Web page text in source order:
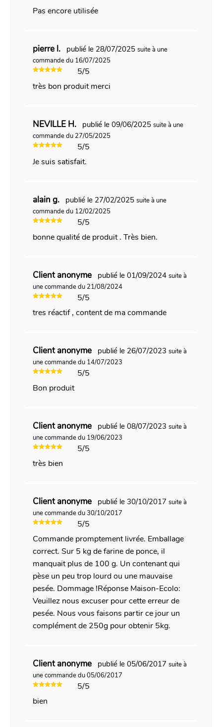
Pas encore utilisée
pierre l. publié le 28/07/2025 suite à une
commande du 16/07/2025
5/5
très bon produit merci
NEVILLE H. publié le 09/06/2025 suite à une
commande du 27/05/2025
5/5
Je suis satisfait.
alain g. publié le 27/02/2025 suite à une
commande du 12/02/2025
5/5
bonne qualité de produit . Très bien.
Client anonyme publié le 01/09/2024 suite à
une commande du 21/08/2024
5/5
tres réactif , content de ma commande
Client anonyme publié le 26/07/2023 suite à
une commande du 14/07/2023
5/5
Bon produit
Client anonyme publié le 08/07/2023 suite à
une commande du 19/06/2023
5/5
très bien
Client anonyme publié le 30/10/2017 suite à
une commande du 30/10/2017
5/5
Commande promptement livrée. Emballage
correct. Sur 5 kg de farine de ponce, il
manquait plus de 100 g. Un contenant qui
pèse un peu trop lourd ou une mauvaise
pesée. Dommage !Réponse Maison-Ecolo:
Veuillez nous excuser pour cette erreur de
pesée. Nous vous faisons partir ce jour un
complément de 250g pour obtenir 5kg.
Client anonyme publié le 05/06/2017 suite à
une commande du 05/06/2017
5/5
bien